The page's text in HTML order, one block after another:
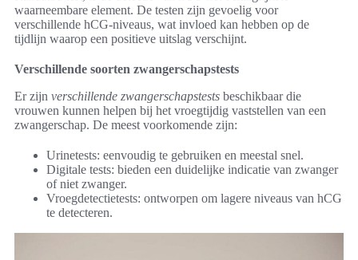
waarneembare element. De testen zijn gevoelig voor
verschillende hCG-niveaus, wat invloed kan hebben op de
tijdlijn waarop een positieve uitslag verschijnt.
Verschillende soorten zwangerschapstests
Er zijn verschillende zwangerschapstests beschikbaar die
vrouwen kunnen helpen bij het vroegtijdig vaststellen van een
zwangerschap. De meest voorkomende zijn:
Urinetests: eenvoudig te gebruiken en meestal snel.
Digitale tests: bieden een duidelijke indicatie van zwanger
of niet zwanger.
Vroegdetectietests: ontworpen om lagere niveaus van hCG
te detecteren.